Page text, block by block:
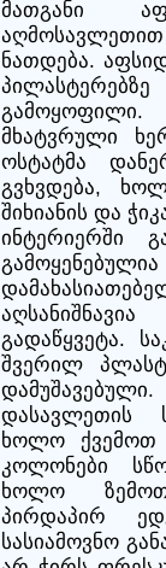
მათგანი
ნათდება.
მხატვრული
ოსტატმა
გვხვდება,
შიხიანის და
ინტერიერში
გადაწყვეტა.
შვერილ
დასავლეთის
ხოლო ქვემოთ
კოლონები
ხოლო
პირდაპირ
სასიამოვნო